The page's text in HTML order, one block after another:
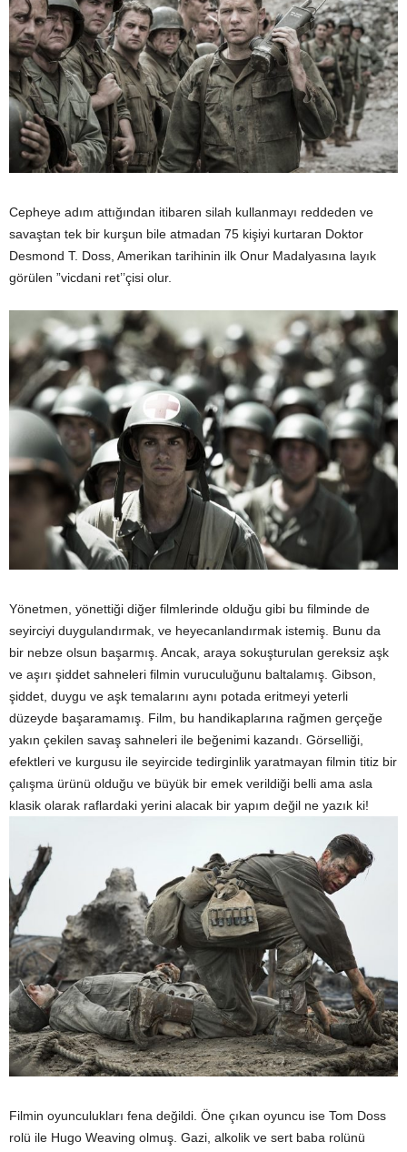
Cepheye adım attığından itibaren silah kullanmayı reddeden ve
savaştan tek bir kurşun bile atmadan 75 kişiyi kurtaran Doktor
Desmond T. Doss, Amerikan tarihinin ilk Onur Madalyasına layık
görülen ”vicdani ret’’çisi olur.
Yönetmen, yönettiği diğer filmlerinde olduğu gibi bu filminde de
seyirciyi duygulandırmak, ve heyecanlandırmak istemiş. Bunu da
bir nebze olsun başarmış. Ancak, araya sokuşturulan gereksiz aşk
ve aşırı şiddet sahneleri filmin vuruculuğunu baltalamış. Gibson,
şiddet, duygu ve aşk temalarını aynı potada eritmeyi yeterli
düzeyde başaramamış. Film, bu handikaplarına rağmen gerçeğe
yakın çekilen savaş sahneleri ile beğenimi kazandı. Görselliği,
efektleri ve kurgusu ile seyircide tedirginlik yaratmayan filmin titiz bir
çalışma ürünü olduğu ve büyük bir emek verildiği belli ama asla
klasik olarak raflardaki yerini alacak bir yapım değil ne yazık ki!
Filmin oyunculukları fena değildi. Öne çıkan oyuncu ise Tom Doss
rolü ile Hugo Weaving olmuş. Gazi, alkolik ve sert baba rolünü